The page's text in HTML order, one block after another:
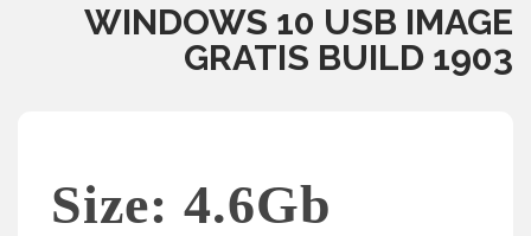
WINDOWS 10 USB IMAGE
GRATIS BUILD 1903
Size: 4.6Gb